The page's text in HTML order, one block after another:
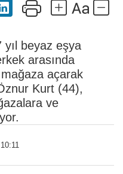
yıl beyaz eşya
arasında
mağaza açarak
Kurt (44),
ve